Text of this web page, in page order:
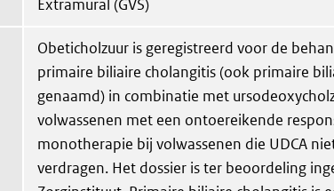
Extramural (GVS)
Obeticholzuur is geregistreerd voor de
primaire biliaire cholangitis (ook primaire
genaamd) in combinatie met
volwassenen met een ontoereikende
monotherapie bij volwassenen die UDCA
verdragen. Het dossier is ter beoordeling